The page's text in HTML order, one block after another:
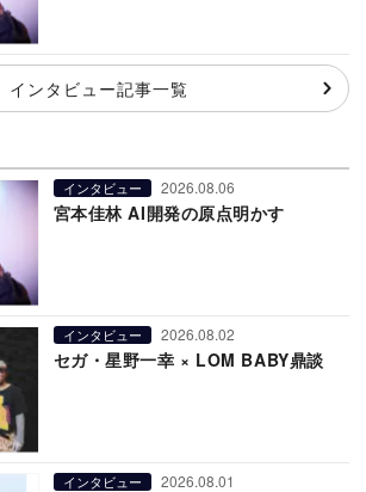
インタビュー記事一覧
インタビュー 2026.08.06
宮本佳林 AI開発の原点明かす
インタビュー 2026.08.02
セガ・星野一幸 × LOM BABY鼎談
インタビュー 2026.08.01